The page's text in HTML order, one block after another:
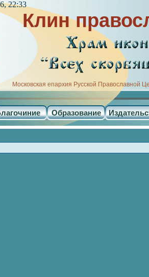
Клин
Московская епархия Русской Православной
Образование
22:33